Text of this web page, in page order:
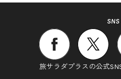
SNS
旅サラダプラスの公式